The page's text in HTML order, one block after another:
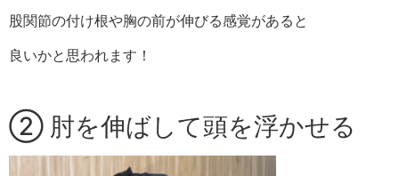
股関節の付け根や胸の前が伸びる感覚があると
良いかと思われます！
② 肘を伸ばして頭を浮かせる